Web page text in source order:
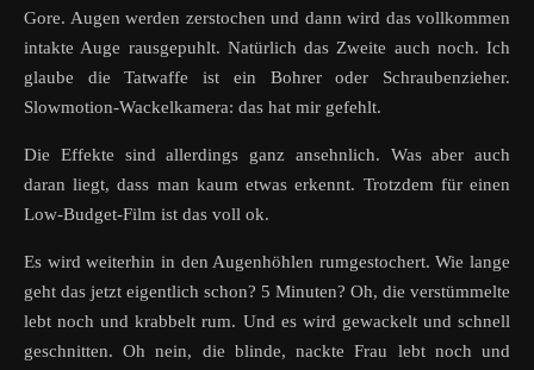
Gore. Augen werden zerstochen und dann wird das vollkommen
intakte Auge rausgepuhlt. Natürlich das Zweite auch noch. Ich
glaube die Tatwaffe ist ein Bohrer oder Schraubenzieher.
Slowmotion-Wackelkamera: das hat mir gefehlt.
Die Effekte sind allerdings ganz ansehnlich. Was aber auch
daran liegt, dass man kaum etwas erkennt. Trotzdem für einen
Low-Budget-Film ist das voll ok.
Es wird weiterhin in den Augenhöhlen rumgestochert. Wie lange
geht das jetzt eigentlich schon? 5 Minuten? Oh, die verstümmelte
lebt noch und krabbelt rum. Und es wird gewackelt und schnell
geschnitten. Oh nein, die blinde, nackte Frau lebt noch und